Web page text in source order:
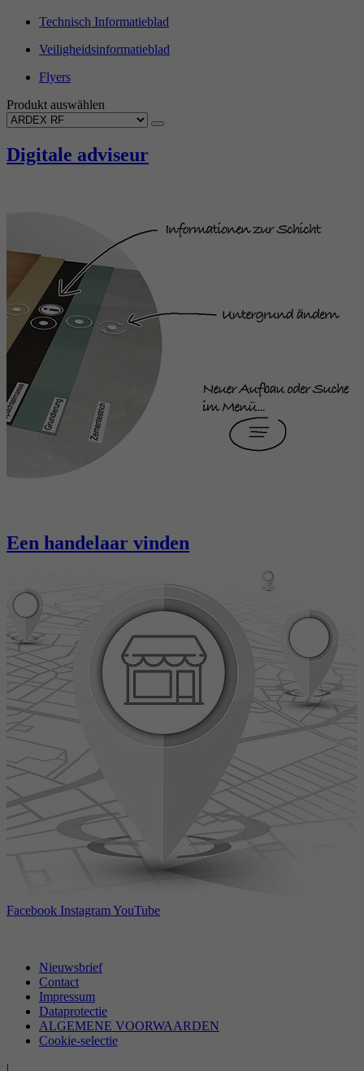
Technisch Informatieblad
Veiligheidsinformatieblad
Flyers
Produkt auswählen
Digitale adviseur
Een handelaar vinden
Facebook InstagramYouTube
Nieuwsbrief
Contact
Impressum
Dataprotectie
ALGEMENE VOORWAARDEN
Cookie-selectie